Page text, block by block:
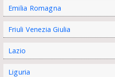
Emilia Romagna
Friuli Venezia Giulia
Lazio
Liguria